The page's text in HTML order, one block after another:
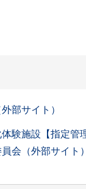
部サイト）
験施設【指定管
会（外部サイト）